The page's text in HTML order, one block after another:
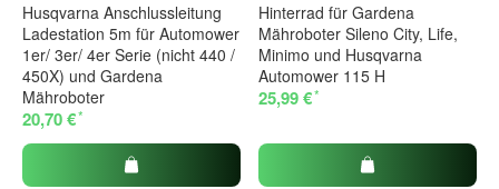
Husqvarna Anschlussleitung
Ladestation 5m für Automower
1er/ 3er/ 4er Serie (nicht 440 /
450X) und Gardena
Mähroboter
20,70 €*
Hinterrad für Gardena
Mähroboter Sileno City, Life,
Minimo und Husqvarna
Automower 115 H
25,99 €*